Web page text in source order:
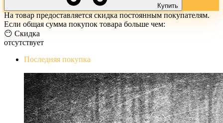
Купить
На товар предоставляется скидка постоянным покупателям.
Если общая сумма покупок товара больше чем:
😶 Скидка
отсутствует
Последняя покупка